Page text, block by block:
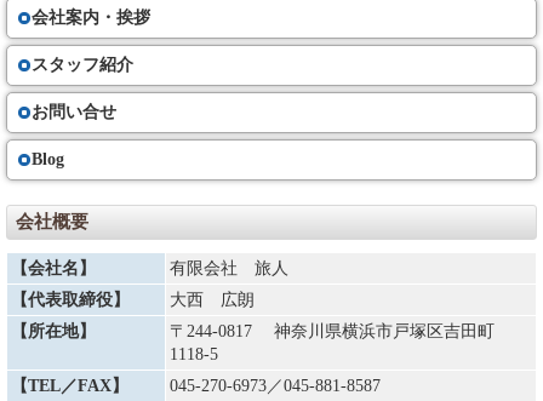
会社案内・挨拶
スタッフ紹介
お問い合せ
Blog
会社概要
【会社名】
有限会社 旅人
【代表取締役】
大西 広朗
【所在地】
〒244-0817 神奈川県横浜市戸塚区吉田町
1118-5
【TEL／FAX】
045-270-6973 ／045-881-8587